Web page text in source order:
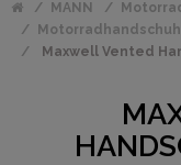
MANN
Maxwell Vented